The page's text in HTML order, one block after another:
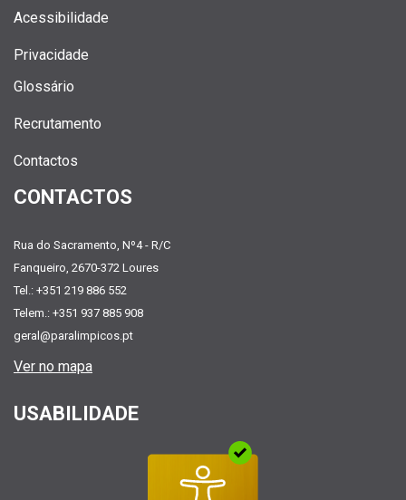
Acessibilidade
Privacidade
Glossário
Recrutamento
Contactos
CONTACTOS
Rua do Sacramento, Nº4 - R/C
Fanqueiro, 2670-372 Loures
Tel.: +351 219 886 552
Telem.: +351 937 885 908
geral@paralimpicos.pt
Ver no mapa
USABILIDADE